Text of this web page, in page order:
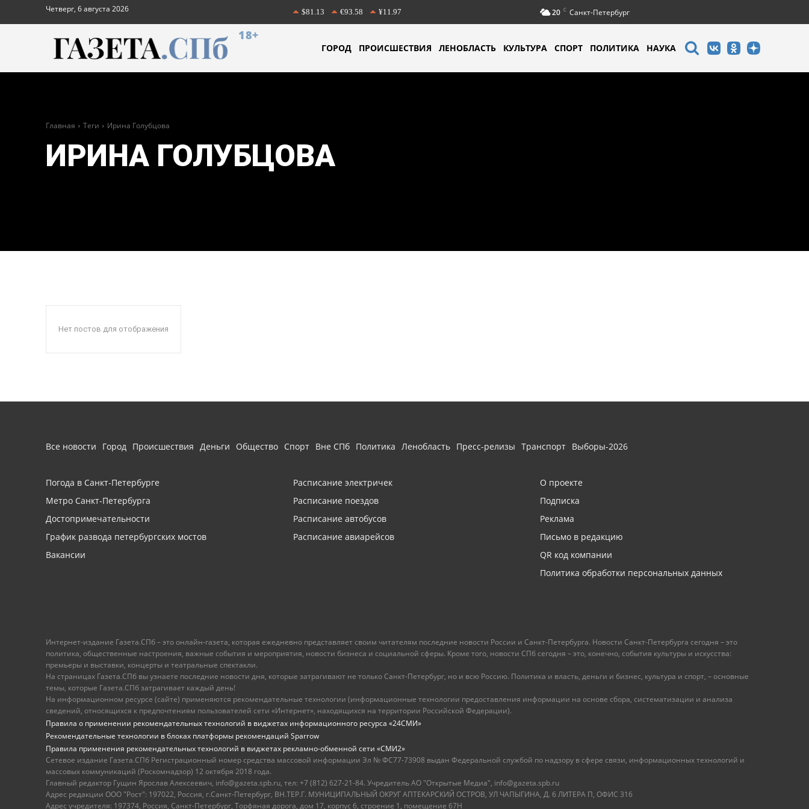
Четверг, 6 августа 2026 $81.13 €93.58 ¥11.97 20 C Санкт-Петербург
18+
ГОРОД ПРОИСШЕСТВИЯ ЛЕНОБЛАСТЬ КУЛЬТУРА СПОРТ ПОЛИТИКА НАУКА
Главная Теги Ирина Голубцова
ИРИНА ГОЛУБЦОВА
Нет постов для отображения
Все новости Город Происшествия Деньги Общество Спорт Вне СПб Политика Ленобласть Пресс-релизы Транспорт Выборы-2026
Погода в Санкт-Петербурге
Метро Санкт-Петербурга
Достопримечательности
График развода петербургских мостов
Вакансии
Расписание электричек
Расписание поездов
Расписание автобусов
Расписание авиарейсов
О проекте
Подписка
Реклама
Письмо в редакцию
QR код компании
Политика обработки персональных данных
Интернет-издание Газета.СПб – это онлайн-газета, которая ежедневно представляет своим читателям последние новости России и Санкт-Петербурга. Новости Санкт-Петербурга сегодня – это
политика, общественные настроения, важные события и мероприятия, новости бизнеса и социальной сферы. Кроме того, новости СПб сегодня – это, конечно, события культуры и искусства:
премьеры и выставки, концерты и театральные спектакли.
На страницах Газета.СПб вы узнаете последние новости дня, которые затрагивают не только Санкт-Петербург, но и всю Россию. Политика и власть, деньги и бизнес, культура и спорт, – основные
темы, которые Газета.СПб затрагивает каждый день!
На информационном ресурсе (сайте) применяются рекомендательные технологии (информационные технологии предоставления информации на основе сбора, систематизации и анализа
сведений, относящихся к предпочтениям пользователей сети «Интернет», находящихся на территории Российской Федерации).
Правила о применении рекомендательных технологий в виджетах информационного ресурса «24СМИ»
Рекомендательные технологии в блоках платформы рекомендаций Sparrow
Правила применения рекомендательных технологий в виджетах рекламно-обменной сети «СМИ2»
Сетевое издание Газета.СПб Регистрационный номер средства массовой информации Эл № ФС77-73908 выдан Федеральной службой по надзору в сфере связи, информационных технологий и
массовых коммуникаций (Роскомнадзор) 12 октября 2018 года.
Главный редактор Гущин Ярослав Алексеевич, info@gazeta.spb.ru, тел: +7 (812) 627-21-84. Учредитель АО "Открытые Медиа", info@gazeta.spb.ru
Адрес редакции ООО "Рост": 197022, Россия, г.Санкт-Петербург, ВН.ТЕР.Г. МУНИЦИПАЛЬНЫЙ ОКРУГ АПТЕКАРСКИЙ ОСТРОВ, УЛ ЧАПЫГИНА, Д. 6 ЛИТЕРА П, ОФИС 316
Адрес учредителя: 197374, Россия, Санкт-Петербург, Торфяная дорога, дом 17, корпус 6, строение 1, помещение 67Н